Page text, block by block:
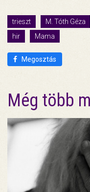
trieszt M. Tóth Géza
hir
Mama
Megosztás
Még több